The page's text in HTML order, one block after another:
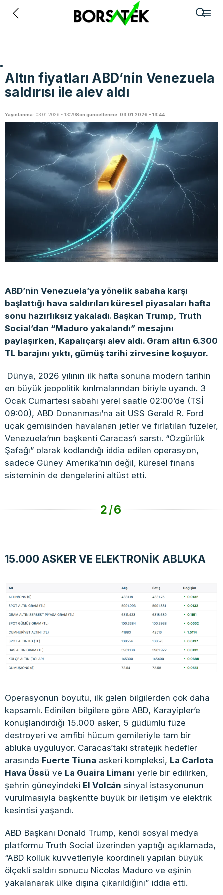
*
Altın fiyatları ABD’nin Venezuela
saldırısı ile alev aldı
Yayınlanma: 03.01.2026 - 13:29Son güncellenme: 03.01.2026 - 13:44
ABD’nin Venezuela’ya yönelik sabaha karşı
başlattığı hava saldırıları küresel piyasaları hafta
sonu hazırlıksız yakaladı. Başkan Trump, Truth
Social’dan “Maduro yakalandı” mesajını
paylaşırken, Kapalıçarşı alev aldı. Gram altın 6.300
TL barajını yıktı, gümüş tarihi zirvesine koşuyor.
Dünya, 2026 yılının ilk hafta sonuna modern tarihin
en büyük jeopolitik kırılmalarından biriyle uyandı. 3
Ocak Cumartesi sabahı yerel saatle 02:00’de (TSİ
09:00), ABD Donanması’na ait USS Gerald R. Ford
uçak gemisinden havalanan jetler ve fırlatılan füzeler,
Venezuela’nın başkenti Caracas’ı sarstı. “Özgürlük
Şafağı” olarak kodlandığı iddia edilen operasyon,
sadece Güney Amerika’nın değil, küresel finans
sisteminin de dengelerini altüst etti.
2/6
15.000 ASKER VE ELEKTRONİK ABLUKA
Operasyonun boyutu, ilk gelen bilgilerden çok daha
kapsamlı. Edinilen bilgilere göre ABD, Karayipler’e
konuşlandırdığı 15.000 asker, 5 güdümlü füze
destroyeri ve amfibi hücum gemileriyle tam bir
abluka uyguluyor. Caracas’taki stratejik hedefler
arasında Fuerte Tiuna askeri kompleksi, La Carlota
Hava Üssü ve La Guaira Limanı yerle bir edilirken,
şehrin güneyindeki El Volcán sinyal istasyonunun
vurulmasıyla başkentte büyük bir iletişim ve elektrik
kesintisi yaşandı.
ABD Başkanı Donald Trump, kendi sosyal medya
platformu Truth Social üzerinden yaptığı açıklamada,
“ABD kolluk kuvvetleriyle koordineli yapılan büyük
ölçekli saldırı sonucu Nicolas Maduro ve eşinin
yakalanarak ülke dışına çıkarıldığını” iddia etti.